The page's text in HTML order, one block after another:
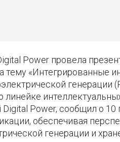
Power провела
тему «Интегрированные
генерации
линейке
Power, сообщил о
обеспечивая
генерации и